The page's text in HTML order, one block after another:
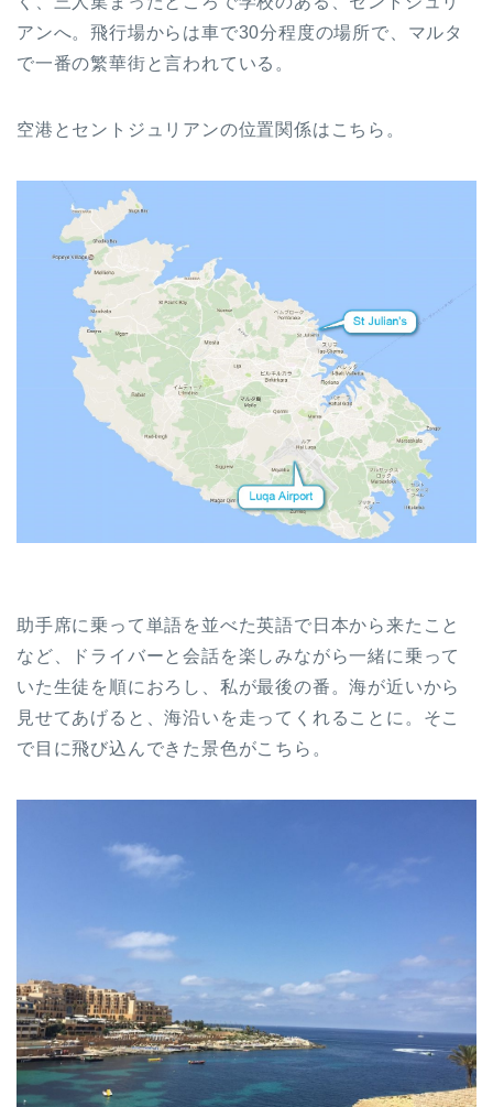
アンへ。飛行場からは車で30分程度の場所で、マルタ
で一番の繁華街と言われている。
空港とセントジュリアンの位置関係はこちら。
助手席に乗って単語を並べた英語で日本から来たこと
など、ドライバーと会話を楽しみながら一緒に乗って
いた生徒を順におろし、私が最後の番。海が近いから
見せてあげると、海沿いを走ってくれることに。そこ
で目に飛び込んできた景色がこちら。